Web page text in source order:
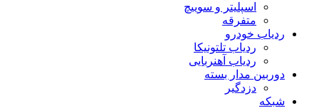
اسپلیتر و سوییچ
متفرقه
ردیاب خودرو
ردیاب تلتونیکا
ردیاب آهنربایی
دوربین مدار بسته
دزدگیر
شبکه